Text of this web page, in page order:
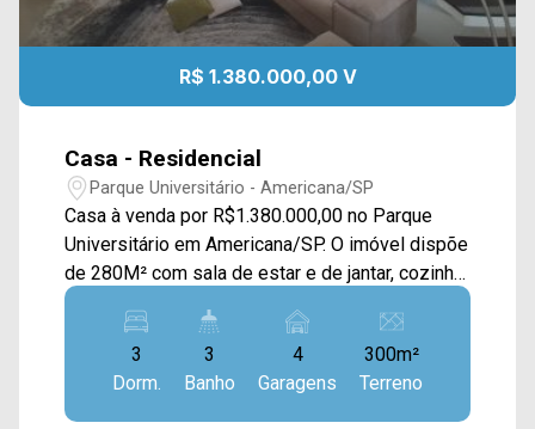
R$ 1.380.000,00 V
Casa - Residencial
Parque Universitário - Americana/SP
Casa à venda por R$1.380.000,00 no Parque
Universitário em Americana/SP. O imóvel dispõe
de 280M² com sala de estar e de jantar, cozinha
planejada, área gourmet, quintal, escritório,
sacada e área de serviço com planejados. > 03
dormitórios, sendo 01 suíte; > 03 banheiros,
sendo 02 sociais; > 04 vagas de garagem.
Localizado em Americana, o imóvel contém uma
3
Dorm.
3
Banho
4
Garagens
300m²
Terreno